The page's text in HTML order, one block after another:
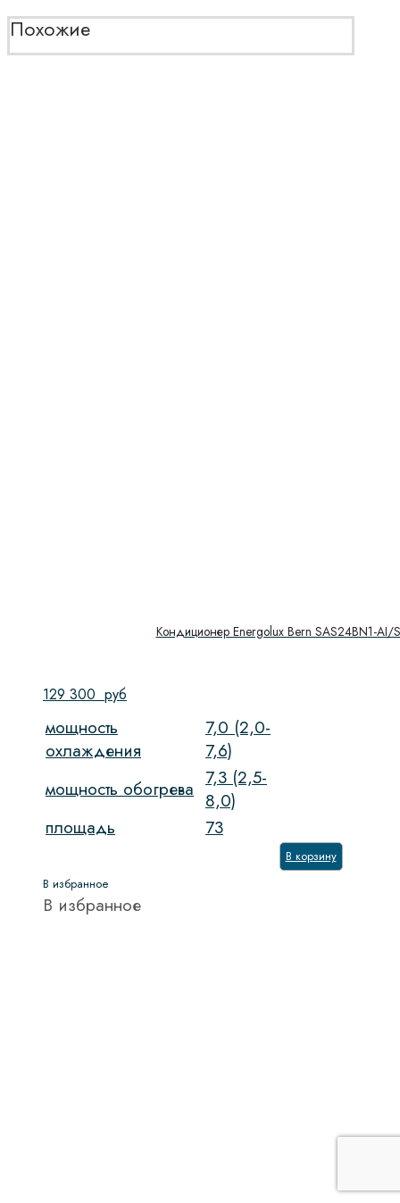
Похожие
Кондиционер Energolux Bern SAS24BN1-AI/
129 300 руб
мощность
охлаждения
7,0 (2,0-
7,6)
мощность обогрева 7,3 (2,5-
8,0)
площадь
73
В корзину
В избранное
В избранное